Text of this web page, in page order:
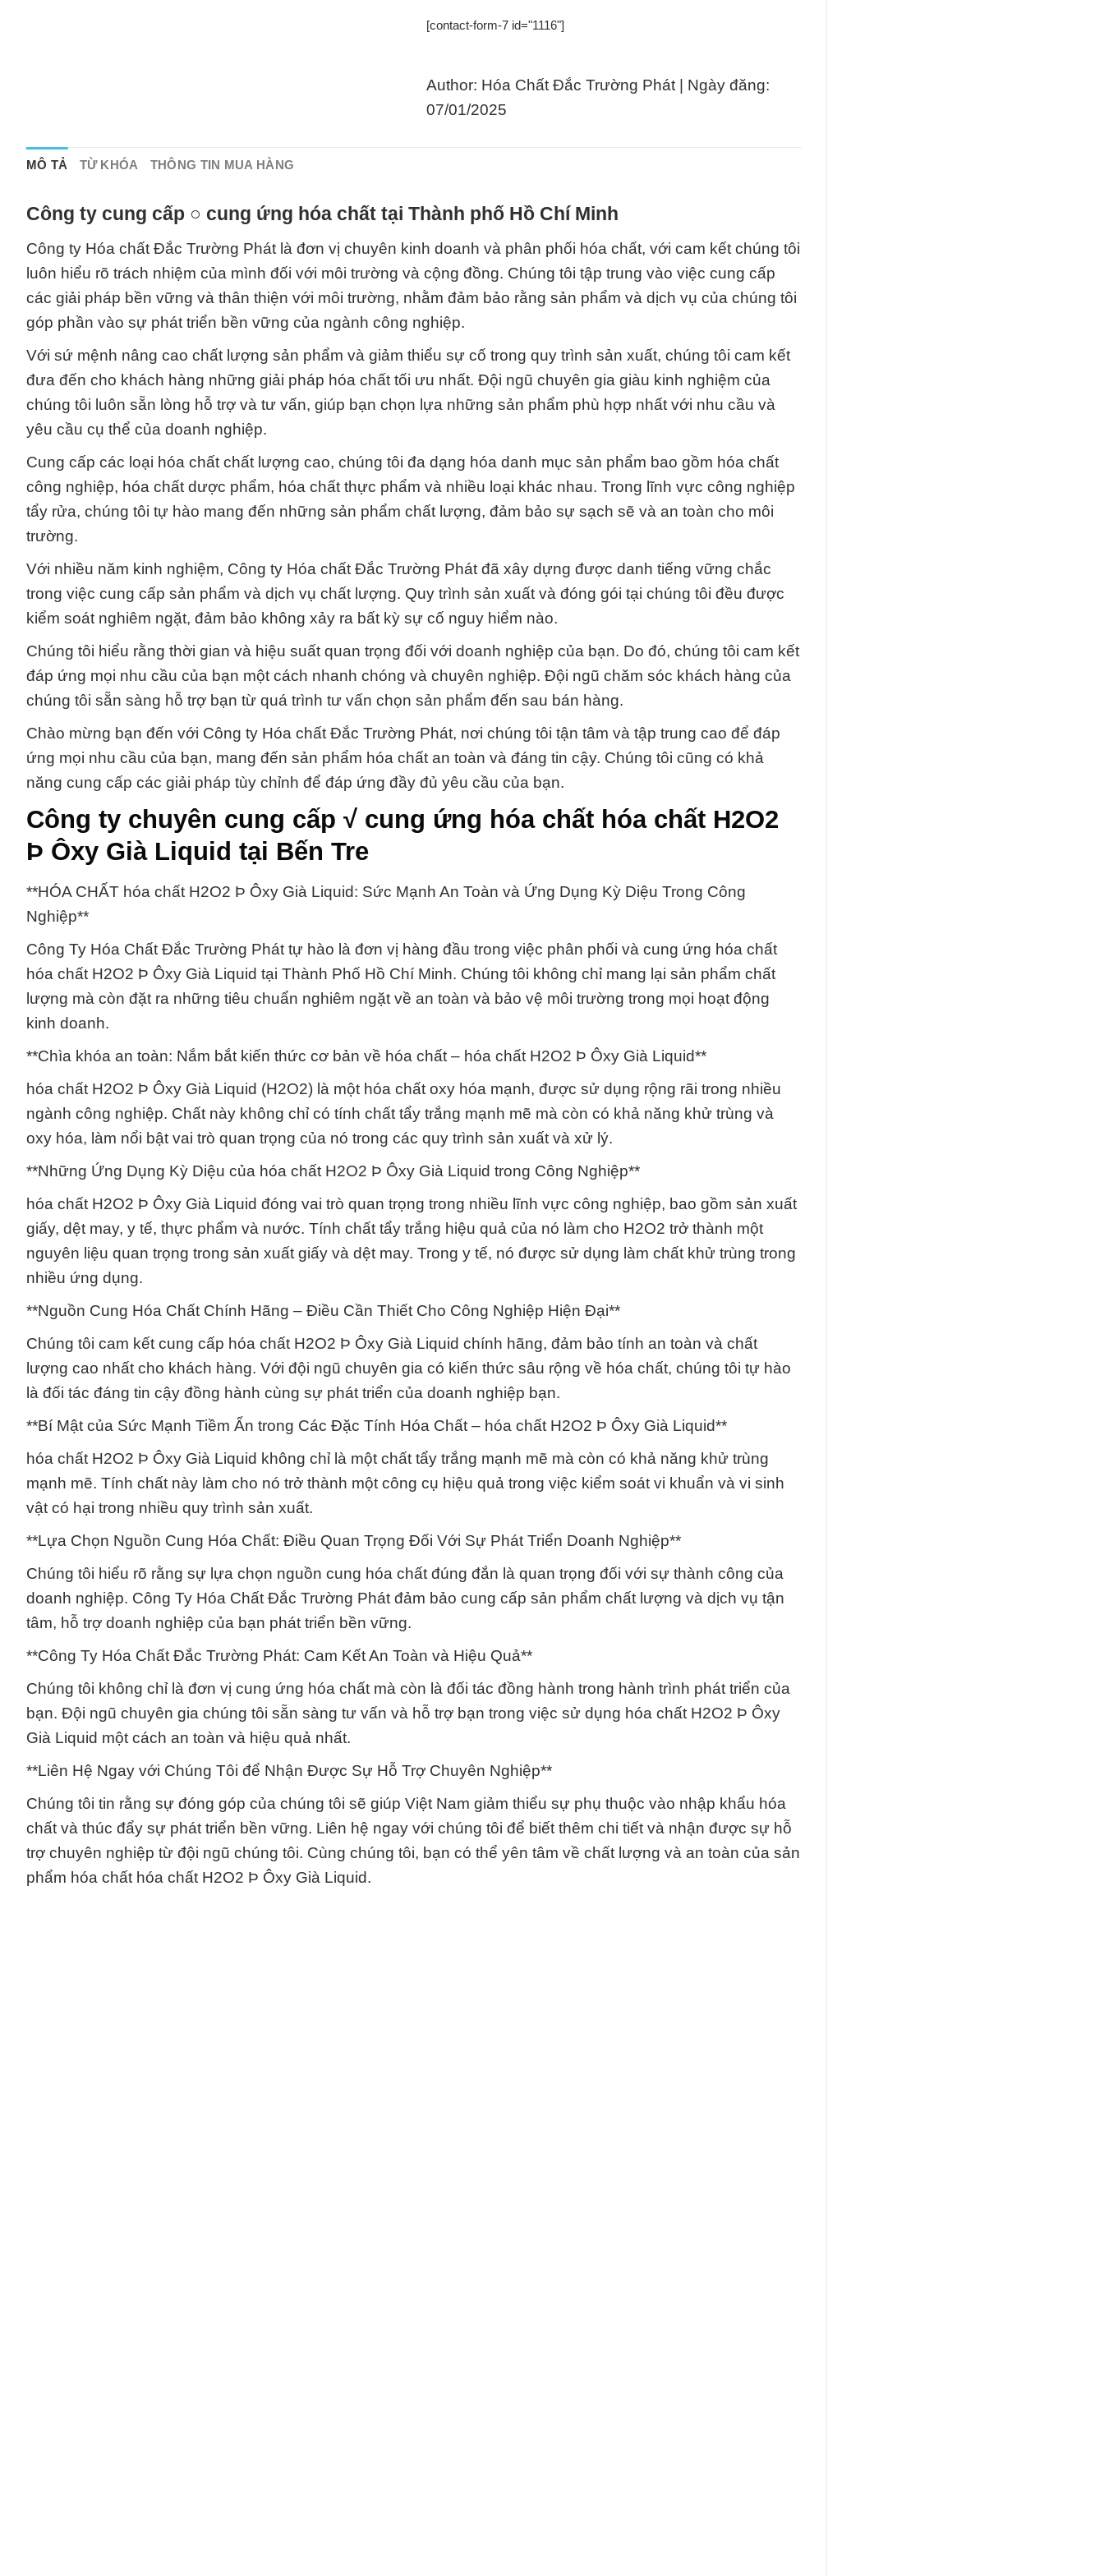
[contact-form-7 id="1116"]
Author: Hóa Chất Đắc Trường Phát | Ngày đăng:
07/01/2025
MÔ TẢ TỪ KHÓA THÔNG TIN MUA HÀNG
Công ty cung cấp ○ cung ứng hóa chất tại Thành phố Hồ Chí Minh
Công ty Hóa chất Đắc Trường Phát là đơn vị chuyên kinh doanh và phân phối hóa chất, với cam kết chúng tôi
luôn hiểu rõ trách nhiệm của mình đối với môi trường và cộng đồng. Chúng tôi tập trung vào việc cung cấp
các giải pháp bền vững và thân thiện với môi trường, nhằm đảm bảo rằng sản phẩm và dịch vụ của chúng tôi
góp phần vào sự phát triển bền vững của ngành công nghiệp.
Với sứ mệnh nâng cao chất lượng sản phẩm và giảm thiểu sự cố trong quy trình sản xuất, chúng tôi cam kết
đưa đến cho khách hàng những giải pháp hóa chất tối ưu nhất. Đội ngũ chuyên gia giàu kinh nghiệm của
chúng tôi luôn sẵn lòng hỗ trợ và tư vấn, giúp bạn chọn lựa những sản phẩm phù hợp nhất với nhu cầu và
yêu cầu cụ thể của doanh nghiệp.
Cung cấp các loại hóa chất chất lượng cao, chúng tôi đa dạng hóa danh mục sản phẩm bao gồm hóa chất
công nghiệp, hóa chất dược phẩm, hóa chất thực phẩm và nhiều loại khác nhau. Trong lĩnh vực công nghiệp
tẩy rửa, chúng tôi tự hào mang đến những sản phẩm chất lượng, đảm bảo sự sạch sẽ và an toàn cho môi
trường.
Với nhiều năm kinh nghiệm, Công ty Hóa chất Đắc Trường Phát đã xây dựng được danh tiếng vững chắc
trong việc cung cấp sản phẩm và dịch vụ chất lượng. Quy trình sản xuất và đóng gói tại chúng tôi đều được
kiểm soát nghiêm ngặt, đảm bảo không xảy ra bất kỳ sự cố nguy hiểm nào.
Chúng tôi hiểu rằng thời gian và hiệu suất quan trọng đối với doanh nghiệp của bạn. Do đó, chúng tôi cam kết
đáp ứng mọi nhu cầu của bạn một cách nhanh chóng và chuyên nghiệp. Đội ngũ chăm sóc khách hàng của
chúng tôi sẵn sàng hỗ trợ bạn từ quá trình tư vấn chọn sản phẩm đến sau bán hàng.
Chào mừng bạn đến với Công ty Hóa chất Đắc Trường Phát, nơi chúng tôi tận tâm và tập trung cao để đáp
ứng mọi nhu cầu của bạn, mang đến sản phẩm hóa chất an toàn và đáng tin cậy. Chúng tôi cũng có khả
năng cung cấp các giải pháp tùy chỉnh để đáp ứng đầy đủ yêu cầu của bạn.
Công ty chuyên cung cấp √ cung ứng hóa chất hóa chất H2O2
Þ Ôxy Già Liquid tại Bến Tre
**HÓA CHẤT hóa chất H2O2 Þ Ôxy Già Liquid: Sức Mạnh An Toàn và Ứng Dụng Kỳ Diệu Trong Công
Nghiệp**
Công Ty Hóa Chất Đắc Trường Phát tự hào là đơn vị hàng đầu trong việc phân phối và cung ứng hóa chất
hóa chất H2O2 Þ Ôxy Già Liquid tại Thành Phố Hồ Chí Minh. Chúng tôi không chỉ mang lại sản phẩm chất
lượng mà còn đặt ra những tiêu chuẩn nghiêm ngặt về an toàn và bảo vệ môi trường trong mọi hoạt động
kinh doanh.
**Chìa khóa an toàn: Nắm bắt kiến thức cơ bản về hóa chất – hóa chất H2O2 Þ Ôxy Già Liquid**
hóa chất H2O2 Þ Ôxy Già Liquid (H2O2) là một hóa chất oxy hóa mạnh, được sử dụng rộng rãi trong nhiều
ngành công nghiệp. Chất này không chỉ có tính chất tẩy trắng mạnh mẽ mà còn có khả năng khử trùng và
oxy hóa, làm nổi bật vai trò quan trọng của nó trong các quy trình sản xuất và xử lý.
**Những Ứng Dụng Kỳ Diệu của hóa chất H2O2 Þ Ôxy Già Liquid trong Công Nghiệp**
hóa chất H2O2 Þ Ôxy Già Liquid đóng vai trò quan trọng trong nhiều lĩnh vực công nghiệp, bao gồm sản xuất
giấy, dệt may, y tế, thực phẩm và nước. Tính chất tẩy trắng hiệu quả của nó làm cho H2O2 trở thành một
nguyên liệu quan trọng trong sản xuất giấy và dệt may. Trong y tế, nó được sử dụng làm chất khử trùng trong
nhiều ứng dụng.
**Nguồn Cung Hóa Chất Chính Hãng – Điều Cần Thiết Cho Công Nghiệp Hiện Đại**
Chúng tôi cam kết cung cấp hóa chất H2O2 Þ Ôxy Già Liquid chính hãng, đảm bảo tính an toàn và chất
lượng cao nhất cho khách hàng. Với đội ngũ chuyên gia có kiến thức sâu rộng về hóa chất, chúng tôi tự hào
là đối tác đáng tin cậy đồng hành cùng sự phát triển của doanh nghiệp bạn.
**Bí Mật của Sức Mạnh Tiềm Ẩn trong Các Đặc Tính Hóa Chất – hóa chất H2O2 Þ Ôxy Già Liquid**
hóa chất H2O2 Þ Ôxy Già Liquid không chỉ là một chất tẩy trắng mạnh mẽ mà còn có khả năng khử trùng
mạnh mẽ. Tính chất này làm cho nó trở thành một công cụ hiệu quả trong việc kiểm soát vi khuẩn và vi sinh
vật có hại trong nhiều quy trình sản xuất.
**Lựa Chọn Nguồn Cung Hóa Chất: Điều Quan Trọng Đối Với Sự Phát Triển Doanh Nghiệp**
Chúng tôi hiểu rõ rằng sự lựa chọn nguồn cung hóa chất đúng đắn là quan trọng đối với sự thành công của
doanh nghiệp. Công Ty Hóa Chất Đắc Trường Phát đảm bảo cung cấp sản phẩm chất lượng và dịch vụ tận
tâm, hỗ trợ doanh nghiệp của bạn phát triển bền vững.
**Công Ty Hóa Chất Đắc Trường Phát: Cam Kết An Toàn và Hiệu Quả**
Chúng tôi không chỉ là đơn vị cung ứng hóa chất mà còn là đối tác đồng hành trong hành trình phát triển của
bạn. Đội ngũ chuyên gia chúng tôi sẵn sàng tư vấn và hỗ trợ bạn trong việc sử dụng hóa chất H2O2 Þ Ôxy
Già Liquid một cách an toàn và hiệu quả nhất.
**Liên Hệ Ngay với Chúng Tôi để Nhận Được Sự Hỗ Trợ Chuyên Nghiệp**
Chúng tôi tin rằng sự đóng góp của chúng tôi sẽ giúp Việt Nam giảm thiểu sự phụ thuộc vào nhập khẩu hóa
chất và thúc đẩy sự phát triển bền vững. Liên hệ ngay với chúng tôi để biết thêm chi tiết và nhận được sự hỗ
trợ chuyên nghiệp từ đội ngũ chúng tôi. Cùng chúng tôi, bạn có thể yên tâm về chất lượng và an toàn của sản
phẩm hóa chất hóa chất H2O2 Þ Ôxy Già Liquid.